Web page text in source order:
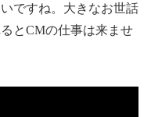
ですね。大きなお世話
とCMの仕事は来ませ